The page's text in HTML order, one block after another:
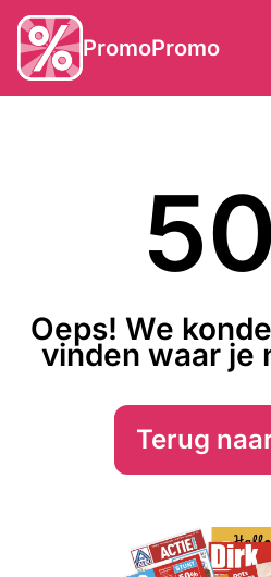
PromoPromo
Oeps! We
vinden waar je
Terug